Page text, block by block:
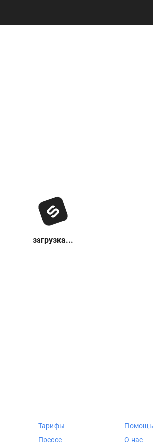
загрузка...
Тарифы
Прессе
Помощь
О нас